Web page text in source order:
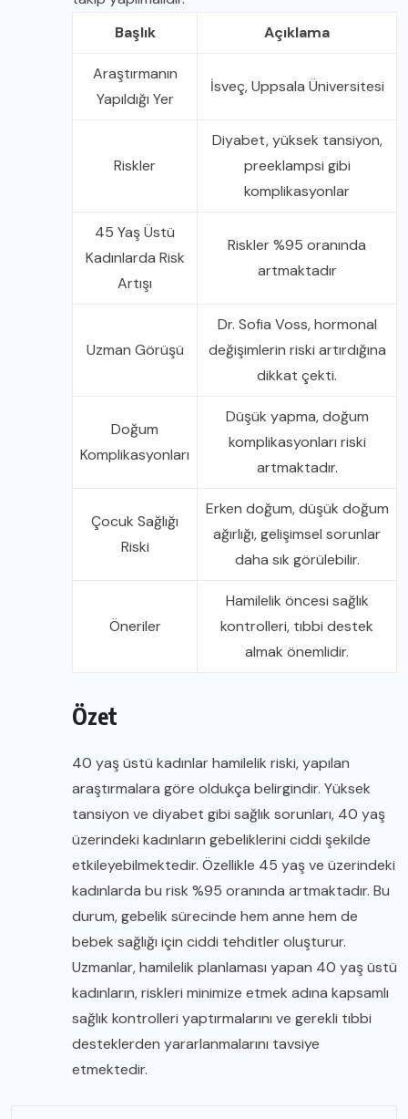
Başlık
Açıklama
Araştırmanın
Yapıldığı Yer
İsveç, Uppsala Üniversitesi
Riskler
Diyabet, yüksek tansiyon,
preeklampsi gibi
komplikasyonlar
45 Yaş Üstü
Kadınlarda Risk
Artışı
Riskler %95 oranında
artmaktadır
Uzman Görüşü
Dr. Sofia Voss, hormonal
değişimlerin riski artırdığına
dikkat çekti.
Doğum
Komplikasyonları
Düşük yapma, doğum
komplikasyonları riski
artmaktadır.
Çocuk Sağlığı
Riski
Erken doğum, düşük doğum
ağırlığı, gelişimsel sorunlar
daha sık görülebilir.
Öneriler
Hamilelik öncesi sağlık
kontrolleri, tıbbi destek
almak önemlidir.
Özet
40 yaş üstü kadınlar hamilelik riski, yapılan
araştırmalara göre oldukça belirgindir. Yüksek
tansiyon ve diyabet gibi sağlık sorunları, 40 yaş
üzerindeki kadınların gebeliklerini ciddi şekilde
etkileyebilmektedir. Özellikle 45 yaş ve üzerindeki
kadınlarda bu risk %95 oranında artmaktadır. Bu
durum, gebelik sürecinde hem anne hem de
bebek sağlığı için ciddi tehditler oluşturur.
Uzmanlar, hamilelik planlaması yapan 40 yaş üstü
kadınların, riskleri minimize etmek adına kapsamlı
sağlık kontrolleri yaptırmalarını ve gerekli tıbbi
desteklerden yararlanmalarını tavsiye
etmektedir.